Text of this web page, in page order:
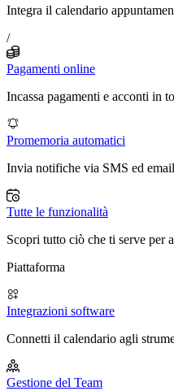
Integra il calendario
/
Pagamenti online
Incassa pagamenti e acconti in
Promemoria automatici
Invia notifiche via SMS ed
Tutte le funzionalità
Scopri tutto ciò che ti serve per
Piattaforma
Integrazioni software
Connetti il calendario agli
Gestione del Team